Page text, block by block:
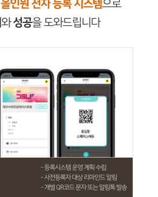
올인원 전자 등록 시스템으로
와성공을 도와드립니다
- 등록시스템 운영 계획 수립
- 사전등록자 대상 리마인드 알림
- 개별 QR코드 문자 또는 알림톡 발송